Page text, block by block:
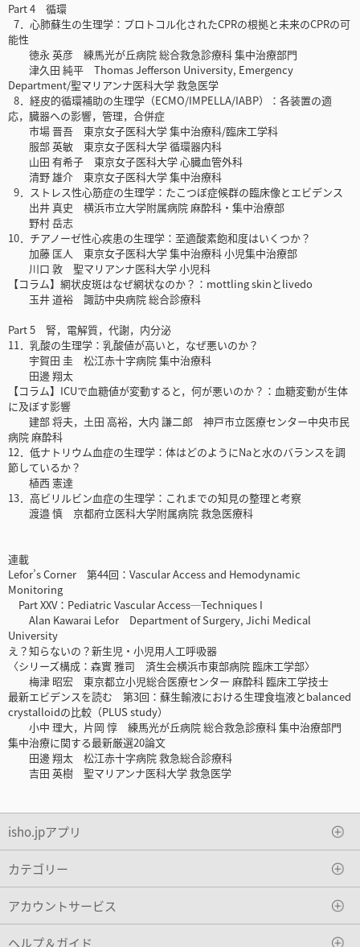
Part 4 循環
7．心肺蘇生の生理学：プロトコル化されたCPRの根拠と未来のCPRの可
能性
徳永 英彦 練馬光が丘病院 総合救急診療科 集中治療部門
津久田 純平 Thomas Jefferson University, Emergency
Department/聖マリアンナ医科大学 救急医学
8．経皮的循環補助の生理学（ECMO/IMPELLA/IABP）：各装置の適
応，臓器への影響，管理，合併症
市場 晋吾 東京女子医科大学 集中治療科/臨床工学科
服部 英敏 東京女子医科大学 循環器内科
山田 有希子 東京女子医科大学 心臓血管外科
清野 雄介 東京女子医科大学 集中治療科
9．ストレス性心筋症の生理学：たこつぼ症候群の臨床像とエビデンス
出井 真史 横浜市立大学附属病院 麻酔科・集中治療部
野村 岳志
10．チアノーゼ性心疾患の生理学：至適酸素飽和度はいくつか？
加藤 匡人 東京女子医科大学 集中治療科 小児集中治療部
川口 敦 聖マリアンナ医科大学 小児科
【コラム】網状皮斑はなぜ網状なのか？：mottling skinとlivedo
玉井 道裕 諏訪中央病院 総合診療科
Part 5 腎，電解質，代謝，内分泌
11．乳酸の生理学：乳酸値が高いと，なぜ悪いのか？
宇賀田 圭 松江赤十字病院 集中治療科
田邊 翔太
【コラム】ICUで血糖値が変動すると，何が悪いのか？：血糖変動が生体
に及ぼす影響
建部 将夫，土田 高裕，大内 謙二郎 神戸市立医療センター中央市民
病院 麻酔科
12．低ナトリウム血症の生理学：体はどのようにNaと水のバランスを調
節しているか？
植西 憲達
13．高ビリルビン血症の生理学：これまでの知見の整理と考察
渡邉 慎 京都府立医科大学附属病院 救急医療科
連載
Lefor’s Corner 第44回：Vascular Access and Hemodynamic
Monitoring
Part XXV：Pediatric Vascular Access─Techniques I
Alan Kawarai Lefor Department of Surgery, Jichi Medical
University
え？知らないの？新生児・小児用人工呼吸器
〈シリーズ構成：森實 雅司 済生会横浜市東部病院 臨床工学部〉
梅津 昭宏 東京都立小児総合医療センター 麻酔科 臨床工学技士
最新エビデンスを読む 第3回：蘇生輸液における生理食塩液とbalanced
crystalloidの比較（PLUS study）
小中 理大，片岡 惇 練馬光が丘病院 総合救急診療科 集中治療部門
集中治療に関する最新厳選20論文
田邊 翔太 松江赤十字病院 救急総合診療科
吉田 英樹 聖マリアンナ医科大学 救急医学
isho.jpアプリ
カテゴリー
アカウントサービス
ヘルプ＆ガイド